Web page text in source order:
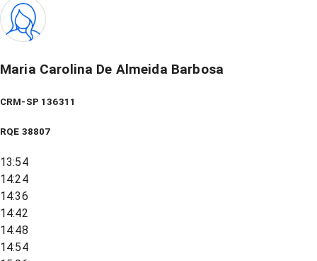
Maria Carolina De Almeida Barbosa
CRM-SP 136311
RQE 38807
13:54
14:24
14:36
14:42
14:48
14:54